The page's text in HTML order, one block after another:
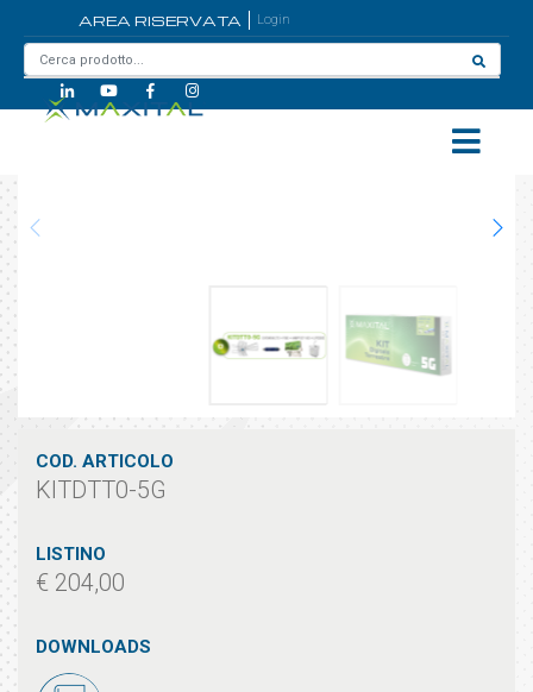
AREA RISERVATA Login
COD. ARTICOLO
KITDTT0-5G
LISTINO
€ 204,00
DOWNLOADS